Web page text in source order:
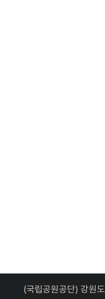
(국립공원공단) 강원